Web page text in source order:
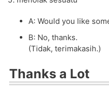
A: Would you like
B: No, thanks.
(Tidak, terimakasih.)
Thanks a Lot